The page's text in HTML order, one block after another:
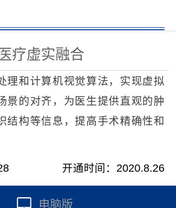
医疗虚实融合
理和计算机视觉算法，实现虚拟
景的对齐，为医生提供直观的肿
结构等信息，提高手术精确性和
开通时间： 2020.8.26
电脑版